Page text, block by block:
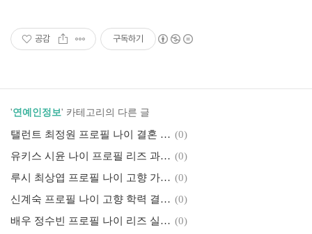
공감 구독하기
'연예인정보' 카테고리의 다른 글
탤런트 최정원 프로필 나이 결혼 남편 윤승회 아들 근황 필모그래피 작품활동 (0)
유키스 시윤 나이 프로필 리즈 과거사진 키 결혼 여자친구 근황 작품활동 (0)
루시 최상엽 프로필 나이 고향 가족 형 군대 노래 키 여자친구 (0)
신계숙 프로필 나이 고향 학력 결혼 남편 키 식당 오토바이 근황 (0)
배우 정수빈 프로필 나이 리즈 실제 키 가족 필모그래피 작품활동 (0)